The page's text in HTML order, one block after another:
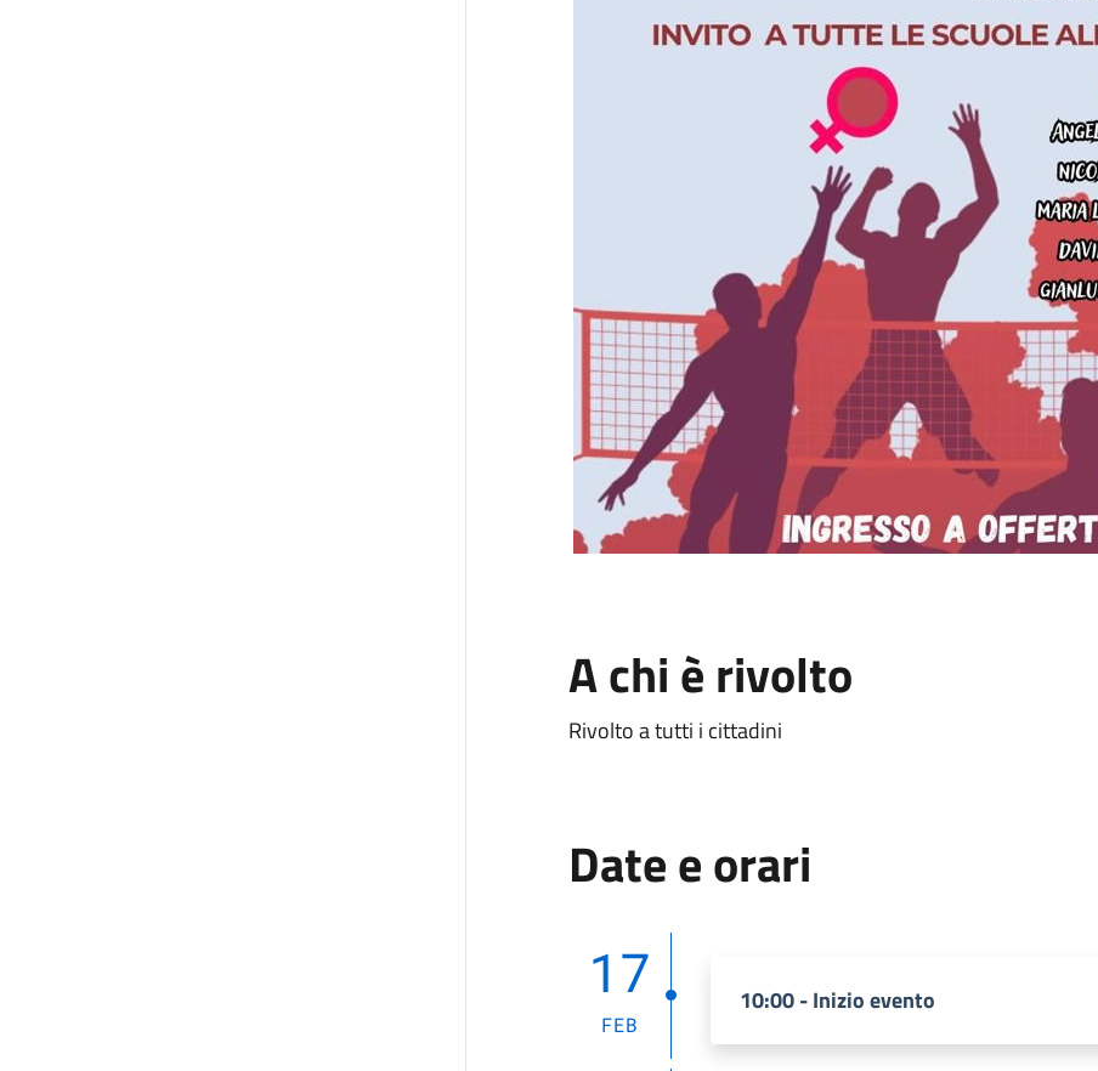
A chi è rivolto
Rivolto a tutti i cittadini
Date e orari
17
FEB
10:00 - Inizio evento